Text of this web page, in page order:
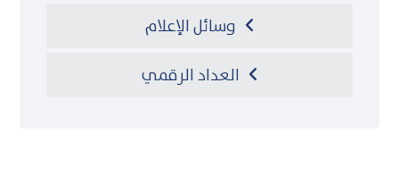
وسائل الإعلام
العداد الرقمي